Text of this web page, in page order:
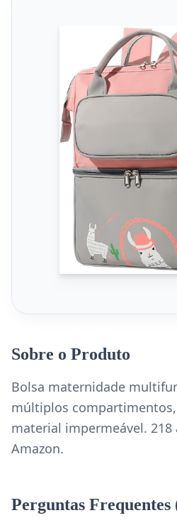
Sobre o Produto
Bolsa maternidade
múltiplos
material impermeável. 218
Amazon.
Perguntas Frequentes